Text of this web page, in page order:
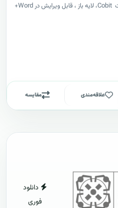
دانلود طرح پيشنهادي(پروپوزال) کوبیت Cobit، لایه باز ، قابل ویرایش در Word+
علاقه‌مندی مقایسه
دانلود
فوری